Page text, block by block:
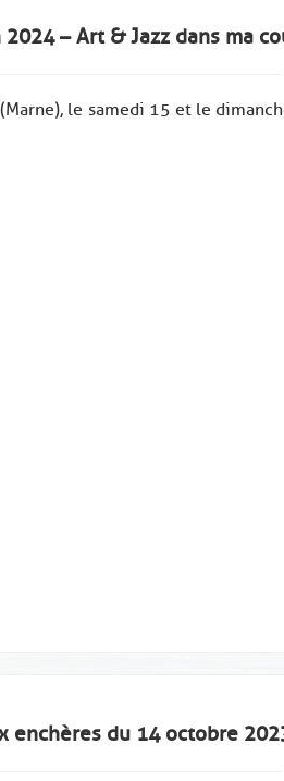
– Art & Jazz dans ma
le samedi 15 et le
enchères du 14 octobre